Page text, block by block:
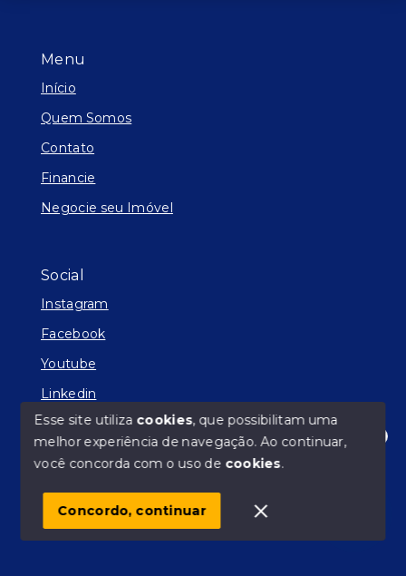
Olá! Estamos disponíveis para te ajudar.
Menu
Início
Quem Somos
Contato
Financie
Negocie seu Imóvel
Social
Instagram
Facebook
Youtube
Linkedin
© Copyright 2026 - Facilitador de Sonhos - Todos os
SITE PARA IMOBILIARIA
Esse site utiliza cookies, que possibilitam uma
melhor experiência de navegação.Ao continuar,
você concorda com o uso de cookies.
Concordo, continuar